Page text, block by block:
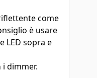
come
è usare
LED sopra e
dimmer.